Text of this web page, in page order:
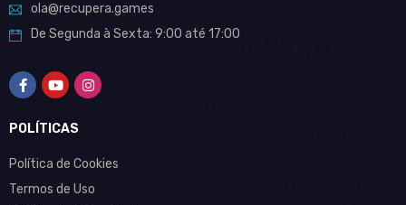
ola@recupera.games
De Segunda à Sexta: 9:00 até 17:00
POLÍTICAS
Política de Cookies
Termos de Uso